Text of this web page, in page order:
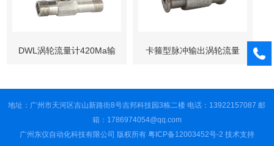
DWL涡轮流量计420Ma输 卡箍型脉冲输出涡轮流量
地址：广州市天河区吉山新路街8号吉邦科技园3栋二楼 电话：13922157087 邮
箱：1786974054@qq.com
广州东仪自动化科技有限公司 版权所有 粤ICP备12003452号-2 技术支持